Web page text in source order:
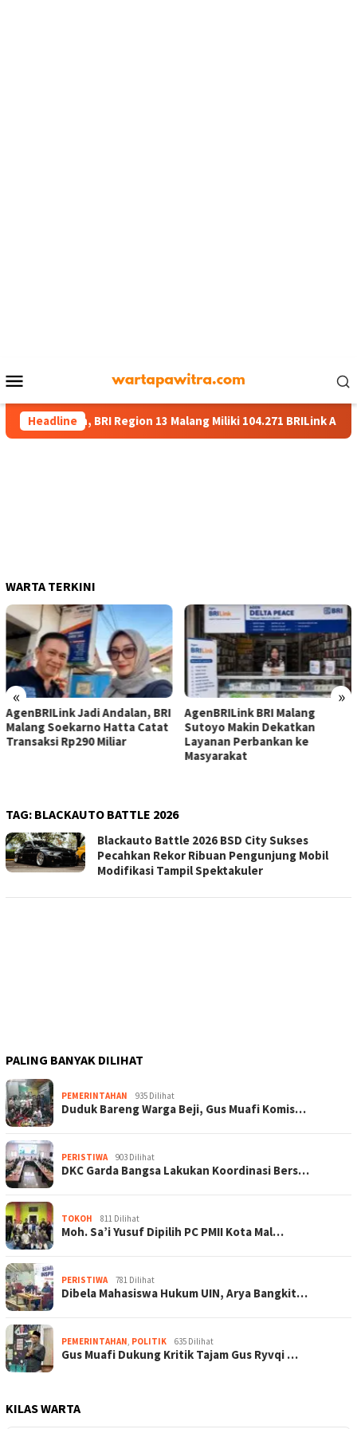
Mobile
HeadlineBRI Region 13 Malang Miliki 104.271 BRILink Agen
WARTA TERKINI
« »
AgenBRILink Jadi Andalan, BRI
Malang Soekarno Hatta Catat
Transaksi Rp290 Miliar
AgenBRILink BRI Malang
Sutoyo Makin Dekatkan
Layanan Perbankan ke
Masyarakat
TAG: BLACKAUTO BATTLE 2026
Blackauto Battle 2026 BSD City Sukses
Pecahkan Rekor Ribuan Pengunjung Mobil
Modifikasi Tampil Spektakuler
PALING BANYAK DILIHAT
PEMERINTAHAN 935 Dilihat
Duduk Bareng Warga Beji, Gus Muafi Komis…
PERISTIWA 903 Dilihat
DKC Garda Bangsa Lakukan Koordinasi Bers…
TOKOH 811 Dilihat
Moh. Sa’i Yusuf Dipilih PC PMII Kota Mal…
PERISTIWA 781 Dilihat
Dibela Mahasiswa Hukum UIN, Arya Bangkit…
PEMERINTAHAN, POLITIK 635 Dilihat
Gus Muafi Dukung Kritik Tajam Gus Ryvqi …
KILAS WARTA